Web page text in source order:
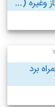
وغیره (...
برد